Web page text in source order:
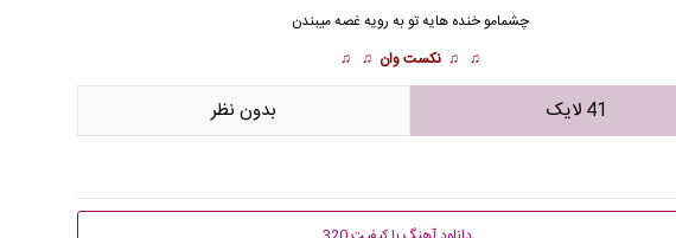
چشمامو خنده هایه تو به رویه غصه میبندن
♫ ♫ نکست وان ♫ ♫
41 لایک بدون نظر